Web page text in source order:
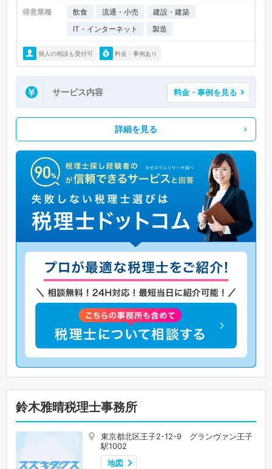
得意業種 飲食 流通・小売
建設・建築
IT・インターネット
製造
個人の相談も受付可 料金・事例あり
サービス内容 料金・事例を見る
詳細を見る
鈴木雅晴税理士事務所
東京都北区王子2-12-9 グランヴァン王子
駅1002
地図